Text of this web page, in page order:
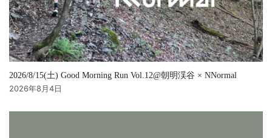
2026/8/15(土) Good Morning Run Vol.12@朝明渓谷 × NNormal
2026年8月4日